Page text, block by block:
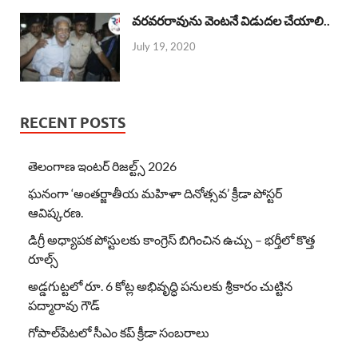
వరవరరావును వెంటనే విడుదల చేయాలి..
July 19, 2020
RECENT POSTS
తెలంగాణ ఇంటర్ రిజల్ట్స్ 2026
ఘనంగా ‘అంతర్జాతీయ మహిళా దినోత్సవ’ క్రీడా పోస్టర్
ఆవిష్కరణ.
డిగ్రీ అధ్యాపక పోస్టులకు కాంగ్రెస్ బిగించిన ఉచ్చు – భర్తీలో కొత్త
రూల్స్
అడ్డగుట్టలో రూ. 6 కోట్ల అభివృద్ధి పనులకు శ్రీకారం చుట్టిన
పద్మారావు గౌడ్
గోపాల్‌పేటలో సీఎం కప్ క్రీడా సంబరాలు